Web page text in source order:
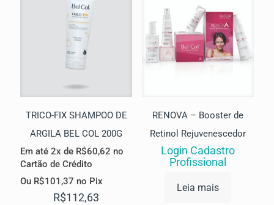
TRICO-FIX SHAMPOO DE
ARGILA BEL COL 200G
Em até 2x de R$60,62 no
Cartão de Crédito
Ou R$101,37 no Pix
R$112,63
RENOVA – Booster de
Retinol Rejuvenescedor
Login Cadastro
Profissional
Leia mais